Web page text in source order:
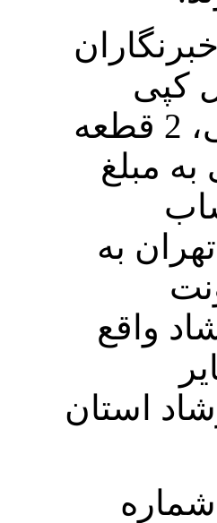
کپی
شناسنامه، کارت ملی، 2 قطعه
مبلغ
به
واقع
استان